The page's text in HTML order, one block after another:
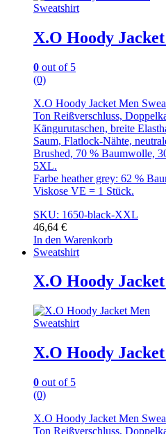
Sweatshirt
X.O Hoody
0 out of 5
(0)
X.O Hoody Jacket Men
Ton Reißverschluss,
Kängurutaschen, breite
Saum, Flatlock-Nähte,
Brushed, 70 % Baumwolle,
5XL.
Farbe heather grey: 62 %
Viskose VE = 1 Stück.
SKU: 1650-black-XXL
46,64 €
In den Warenkorb
Sweatshirt
X.O Hoody
Sweatshirt
X.O Hoody
0 out of 5
(0)
X.O Hoody Jacket Men
Ton Reißverschluss,